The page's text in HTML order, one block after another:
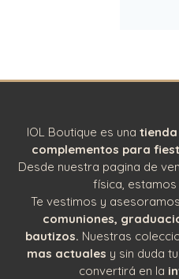
IOL Boutique es una
complementos para
Desde nuestra pagina de
física,
Te vestimos y
comuniones,
bautizos. Nuestras
mas actuales y sin duda
convertirá en la